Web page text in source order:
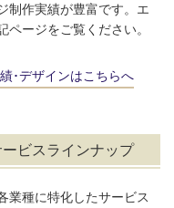
制作実績が豊富です。エ
ージをご覧ください。
･デザインはこちらへ
ービスラインナップ
業種に特化したサービス